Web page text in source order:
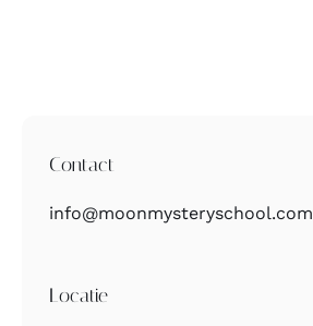
Contact
info@moonmysteryschool.com
Locatie